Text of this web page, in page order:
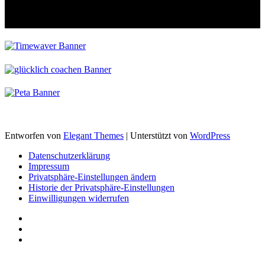
Entworfen von Elegant Themes | Unterstützt von WordPress
Datenschutzerklärung
Impressum
Privatsphäre-Einstellungen ändern
Historie der Privatsphäre-Einstellungen
Einwilligungen widerrufen